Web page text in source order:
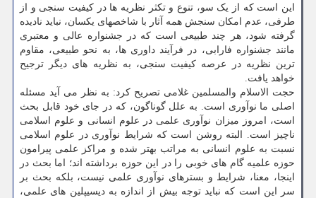
این است که از یک سو، تنوع و تکثر نظریه ها در کیفیت سنجی و از
طرفی، عدم امکان سنجش همه آثار با شاخصهای یکسان، نباید نادیده
گرفته شود، هر چند طبیعی است که در جشنواره عالی و معتبری
مانند جشنواره فارابی، در فرآیند داوری ها، به نحو طبیعی، مقاوم
ترین نظریه در عرصه کیفیت سنجی، به نظریه های دیگر ترجیح
خواهد یافت.
حجت الاسلام والمسلمین غلامی تصریح کرد: به نظر می آید مسئله
اصلی ما نوآوری است. به علل گوناگون، که در جای خود قابل بحث
است، امروز میزان نوآوری علمی در علوم انسانی و علوم اسلامی
ناچیز است. البته روشن است که شرایط نوآوری در علوم اسلامی
نسبت به علوم انسانی به مراتب بهتر شده و مراکز علمی پیرامون
حوزه علمیه گام های خوبی را در این حوزه برداشته اند؛ اما بحث در
اینجا، معنا، شرایط و بسترهای نوآوری علمی نیست، بلکه بحث بر
سر این است که نباید توجه بیش از اندازه به دیسیپلین های علمی،